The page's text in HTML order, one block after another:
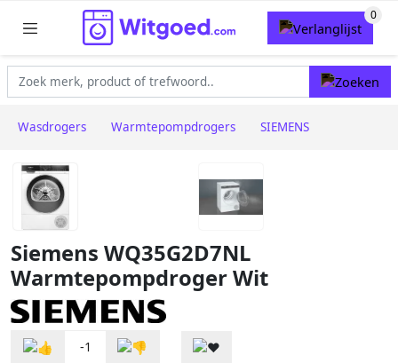
Wasdrogers Warmtepompdrogers SIEMENS
Siemens WQ35G2D7NL
Warmtepompdroger Wit
-1